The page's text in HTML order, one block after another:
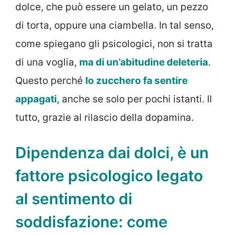
dolce, che può essere un gelato, un pezzo
di torta, oppure una ciambella. In tal senso,
come spiegano gli psicologici, non si tratta
di una voglia, ma di un’abitudine deleteria.
Questo perché lo zucchero fa sentire
appagati, anche se solo per pochi istanti. Il
tutto, grazie al rilascio della dopamina.
Dipendenza dai dolci, è un
fattore psicologico legato
al sentimento di
soddisfazione: come